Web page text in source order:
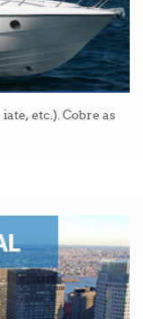
etc.). Cobre as